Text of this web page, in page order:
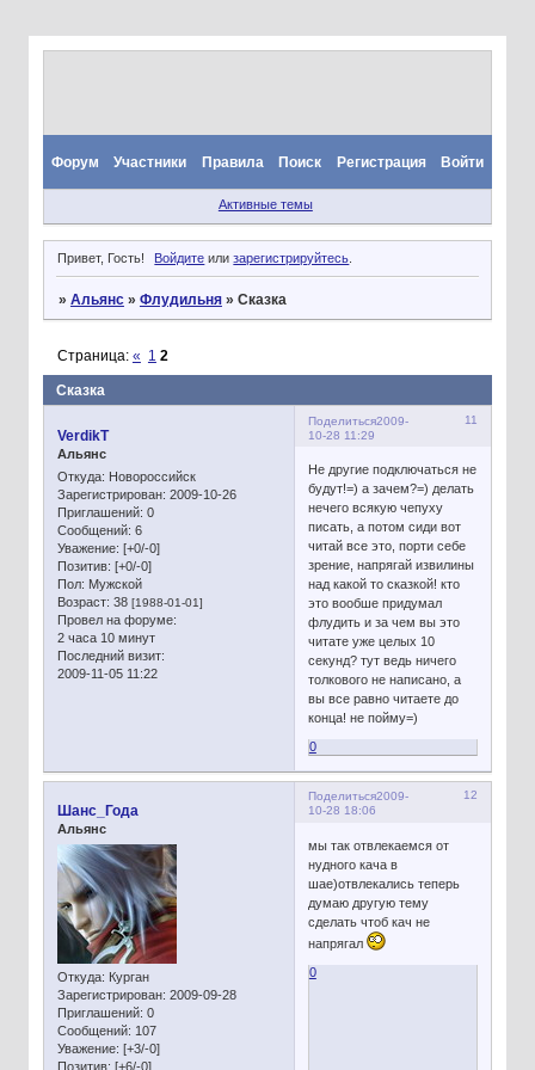
Форум Участники Правила Поиск Регистрация Войти
Активные темы
Привет, Гость! Войдите илизарегистрируйтесь.
» Альянс » Флудильня » Сказка
Сказка
Страница: « 1 2
Поделиться 11
2009-
10-28 11:29
VerdikT
Альянс
Откуда: Новороссийск
Зарегистрирован: 2009-10-26
Приглашений: 0
Сообщений: 6
Уважение: [+0/-0]
Позитив: [+0/-0]
Пол: Мужской
Возраст: 38 [1988-01-01]
Провел на форуме:
2 часа 10 минут
Последний визит:
2009-11-05 11:22
Не другие подключаться не
будут!=) а зачем?=) делать
нечего всякую чепуху
писать, а потом сиди вот
читай все это, порти себе
зрение, напрягай извилины
над какой то сказкой! кто
это вообше придумал
флудить и за чем вы это
читате уже целых 10
секунд? тут ведь ничего
толкового не написано, а
вы все равно читаете до
конца! не пойму=)
0
Поделиться 12
2009-
10-28 18:06
Шанс_Года
Альянс
Откуда: Курган
Зарегистрирован: 2009-09-28
Приглашений: 0
Сообщений: 107
Уважение: [+3/-0]
Позитив: [+6/-0]
мы так отвлекаемся от
нудного кача в
шае)отвлекались теперь
думаю другую тему
сделать чтоб кач не
напрягал
0